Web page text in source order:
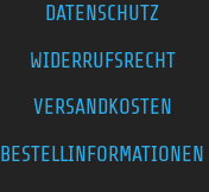
DATENSCHUTZ
WIDERRUFSRECHT
VERSANDKOSTEN
BESTELLINFORMATIONEN